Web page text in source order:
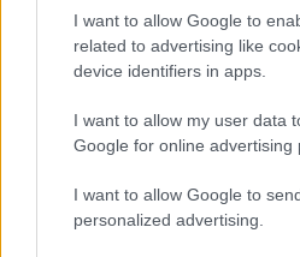
I want to allow Google to
related to advertising like
device identifiers in apps.
I want to allow my user data
Google for online advertising
I want to allow Google to
personalized advertising.